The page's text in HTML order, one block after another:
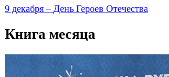
9 декабря – День Героев Отечества
Книга месяца